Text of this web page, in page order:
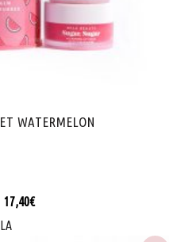
WATERMELON
17,40€